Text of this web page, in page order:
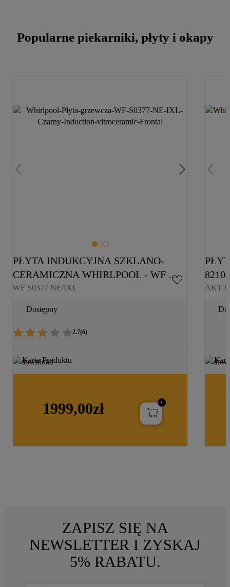
Popularne piekarniki, płyty i okapy
PŁYTA INDUKCYJNA SZKLANO-
CERAMICZNA WHIRLPOOL - WF
S0377 NE/IXL
WF S0377 NE/IXL
Dostępny
2.7(6)
Karta Produktu
1999,00zł
8210
AKT
ZAPISZ SIĘ NA
NEWSLETTER I ZYSKAJ
5% RABATU.